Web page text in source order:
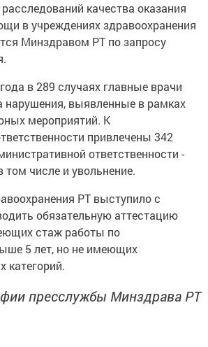
качества оказания
в учреждениях здравоохранения
Минздравом РТ по запросу
в 289 случаях главные врачи
нарушения, выявленные в рамках
мероприятий. К
привлечены 342
ответственности -
том числе и увольнение.
РТ выступило с
обязательную аттестацию
стаж работы по
5 лет, но не имеющих
категорий.
пресслужбы Минздрава РТ